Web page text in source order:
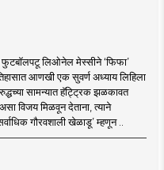
फुटबॉलपटू लिओनेल मेस्सीने ‘फिफा’
आणखी एक सुवर्ण अध्याय लिहिला
सामन्यात हॅट्ट्रिक झळकावत
विजय मिळवून देताना, त्याने
गौरवशाली खेळाडू’ म्हणून ..